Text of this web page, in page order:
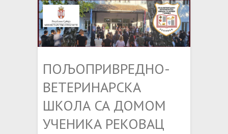
ПОЉОПРИВРЕДНО-
ВЕТЕРИНАРСКА
ШКОЛА СА ДОМОМ
УЧЕНИКА РЕКОВАЦ